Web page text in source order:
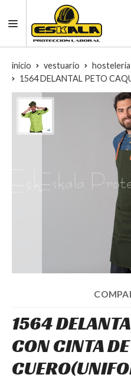
inicio vestuario hostelería
1564 DELANTAL PETO
1564
CON CINTA DE
CUERO